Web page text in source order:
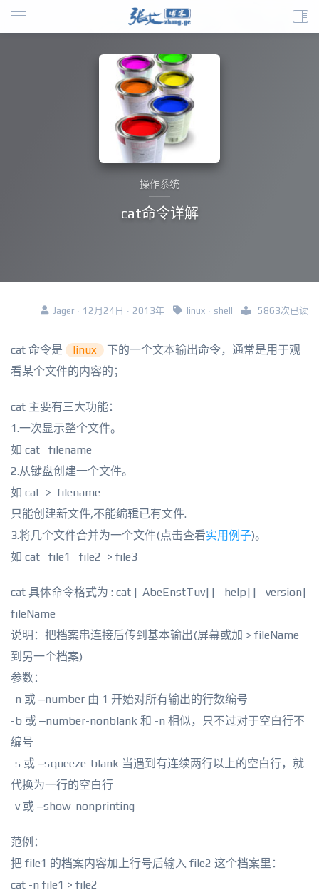
操作系统
cat命令详解
Jager · 12月24日 · 2013年 linux · shell 5863次已读
cat 命令是 linux
下的一个文本输出命令，通常是用于观
看某个文件的内容的；
cat 主要有三大功能：
1.一次显示整个文件。
如 cat filename
2.从键盘创建一个文件。
如 cat > filename
只能创建新文件,不能编辑已有文件.
3.将几个文件合并为一个文件(点击查看实用例子)。
如 cat file1 file2 > file3
cat 具体命令格式为 : cat [-AbeEnstTuv] [--help] [--version]
fileName
说明：把档案串连接后传到基本输出(屏幕或加 > fileName
到另一个档案)
参数：
-n 或 –number 由 1 开始对所有输出的行数编号
-b 或 –number-nonblank 和 -n 相似，只不过对于空白行不
编号
-s 或 –squeeze-blank 当遇到有连续两行以上的空白行，就
代换为一行的空白行
-v 或 –show-nonprinting
范例：
把 file1 的档案内容加上行号后输入 file2 这个档案里：
cat -n file1 > file2